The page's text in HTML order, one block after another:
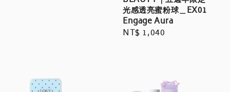
光感透亮蜜粉球＿EX01
Engage Aura
Regular
NT$ 1,040